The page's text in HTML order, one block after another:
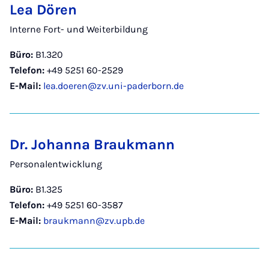
Lea Dören
Interne Fort- und Weiterbildung
Büro: B1.320
Telefon: +49 5251 60-2529
E-Mail: lea.doeren@zv.uni-paderborn.de
Dr. Johanna Braukmann
Personalentwicklung
Büro: B1.325
Telefon: +49 5251 60-3587
E-Mail: braukmann@zv.upb.de